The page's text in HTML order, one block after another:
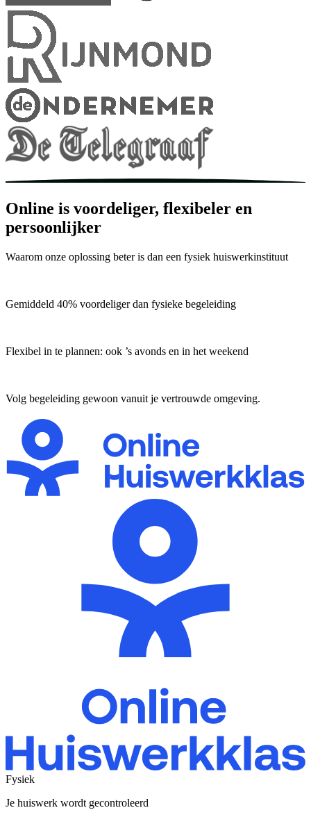
Online is voordeliger, flexibeler en
persoonlijker
Waarom onze oplossing beter is dan een fysiek huiswerkinstituut
Gemiddeld 40% voordeliger dan fysieke begeleiding
Flexibel in te plannen: ook ’s avonds en in het weekend
Volg begeleiding gewoon vanuit je vertrouwde omgeving.
Fysiek
Je huiswerk wordt gecontroleerd